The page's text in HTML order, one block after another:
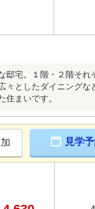
宅。１階・２階そ
としたダイニングな
まいです。
見学